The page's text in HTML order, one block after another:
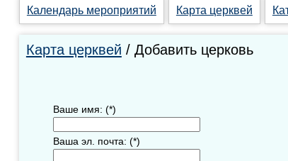
Календарь мероприятий Карта церквей
Карта церквей / Добавить церковь
Ваше имя: (*)
Ваша эл. почта: (*)